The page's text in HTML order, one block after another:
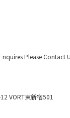
Please Contact
VORT東新宿501